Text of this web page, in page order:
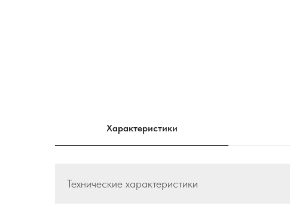
Характеристики
Технические характеристики